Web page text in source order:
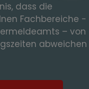
dass die
Fachbereiche -
– von
abweichen